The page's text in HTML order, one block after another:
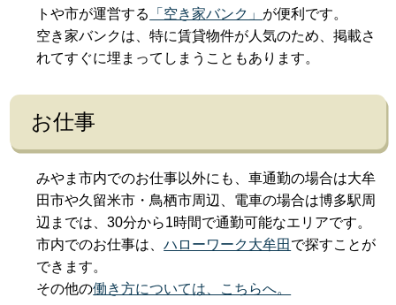
トや市が運営する
「空き家バンク」 が便利です。
空き家バンクは、特に賃貸物件が人気のため、掲載さ
れてすぐに埋まってしまうこともあります。
お仕事
みやま市内でのお仕事以外にも、車通勤の場合は大牟
田市や久留米市・鳥栖市周辺、電車の場合は博多駅周
辺までは、30分から1時間で通勤可能なエリアです。
市内でのお仕事は、ハローワーク大牟田 で探すことが
できます。
その他の働き方については、こちらへ。